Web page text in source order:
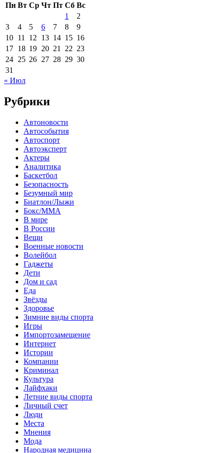
Пн Вт Ср Чт Пт Сб Вс
1
2
3
4 5 6 7 8
9
10 11 12 13 14 15 16
17 18 19 20 21 22 23
24 25 26 27 28 29 30
31
« Июл
Рубрики
Автоновости
Автособытия
Автоспорт
Автоэксперт
Актеры
Аналитика
Баскетбол
Безопасность
Безумный мир
Биатлон/Лыжи
Бокс/MMA
В мире
В России
Вещи
Военные новости
Волейбол
Гаджеты
Дети
Дом и сад
Еда
Звёзды
Здоровье
Зимние виды спорта
Игры
Импортозамещение
Интернет
Истории
Компании
Криминал
Культура
Лайфхаки
Летние виды спорта
Личный счет
Люди
Места
Мнения
Мода
Народная медицина